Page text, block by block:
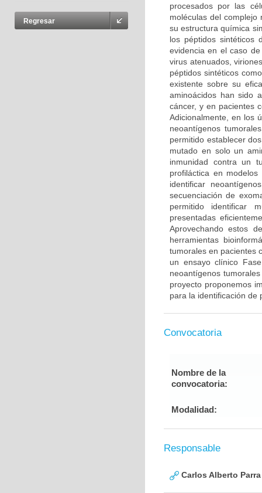
Regresar
procesados por las
moléculas del
su estructura química
los péptidos sintéticos
evidencia en el caso
virus atenuados,
péptidos sintéticos
existente sobre su
aminoácidos han sido
cáncer, y en pacientes
Adicionalmente, en los
neoantígenos
permitido establecer
mutado en solo un
inmunidad contra un
profiláctica en
identificar
secuenciación de
permitido identificar
presentadas
Aprovechando estos
herramientas
tumorales en pacientes
un ensayo clínico
neoantígenos
proyecto proponemos
para la identificación de
Convocatoria
Nombre de la
convocatoria:
Modalidad:
Responsable
Carlos Alberto